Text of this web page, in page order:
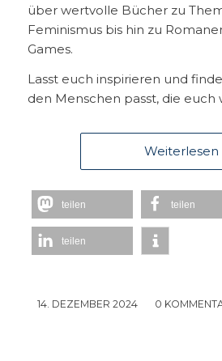
über wertvolle Bücher zu
Feminismus bis hin zu
Games.
Lasst euch inspirieren und
den Menschen passt, die euch
Weiterlesen
teilen teilen
teilen
14. DEZEMBER 2024
/ 0 /